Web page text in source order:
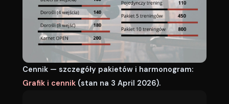
Cennik — szczegóły pakietów i harmonogram:
Grafik i cennik (stan na 3 April 2026).